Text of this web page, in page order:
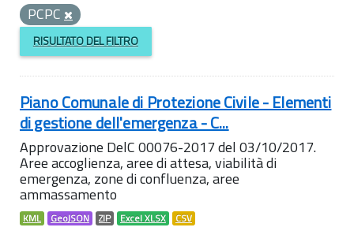
PCPC
RISULTATO DEL FILTRO
Piano Comunale di Protezione Civile - Elementi
di gestione dell'emergenza - C...
Approvazione DelC 00076-2017 del 03/10/2017.
Aree accoglienza, aree di attesa, viabilità di
emergenza, zone di confluenza, aree
ammassamento
KML GeoJSON ZIP Excel XLSX CSV